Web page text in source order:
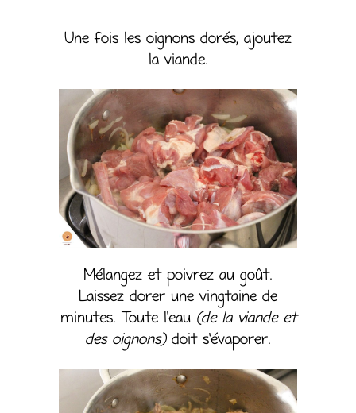
Une fois les oignons dorés, ajoutez
la viande.
Mélangez et poivrez au goût.
Laissez dorer une vingtaine de
minutes. Toute l’eau (de la viande et
des oignons)doit s’évaporer.